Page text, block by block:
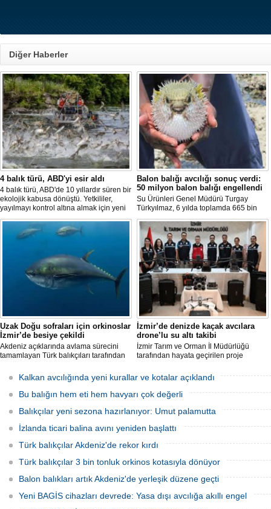
Diğer Haberler
4 balık türü, ABD'yi esir aldı
4 balık türü, ABD'de 10 yıllardır süren bir
ekolojik kabusa dönüştü. Yetkililer,
yayılmayı kontrol altına almak için yeni
projeler geliştirirken, uzmanlar
tamamen yok edilmenin imkansız
olduğunu belirtiyor.
Balon balığı avcılığı sonuç verdi:
50 milyon balon balığı engellendi
Su Ürünleri Genel Müdürü Turgay
Türkyılmaz, 6 yılda toplamda 665 bin
balon balığının ekosistemden
uzaklaştırıldığını belirterek, "Balon balığı
avcılığı sayesinde, yaklaşık 50 milyon
yeni balon balığının ekosisteme
katılması önlendi." dedi.
Uzak Doğu sofraları için orkinoslar
İzmir’de besiye çekildi
Akdeniz açıklarında avlama sürecini
tamamlayan Türk balıkçıları tarafından
orkinoslar, Uzak Doğu ülkelerine ihraç
edilmek için özenle bakılıyor.
İzmir’de denizde kaçak avcılara
drone’lu su altı takibi
İzmir Tarım ve Orman İl Müdürlüğü
tarafından hayata geçirilen proje
faaliyetleri anlık olarak tespit edebilen
hava ve su altı dronları sahada aktif
olarak kullanılmaya başlandı.
Kalkan avcılığında yeni kurallar ve kotalar açıklandı
Bu balığın hem eti hem havyarı çok değerli
Balıkçılar yeni sezona hazırlanıyor: Umut palamutta
İzlanda ticari balina avını yeniden başlattı
Türk balıkçılar Akdeniz'de rekor kırdı
Türk balıkçılar 3 bin tonluk orkinos kotasıyla dönüyor
Balon balıkları artık Akdeniz'de yerleşik düzene geçti
Yeni BAGİS cihazları devrede: Yasa dışı avcılığa akıllı engel